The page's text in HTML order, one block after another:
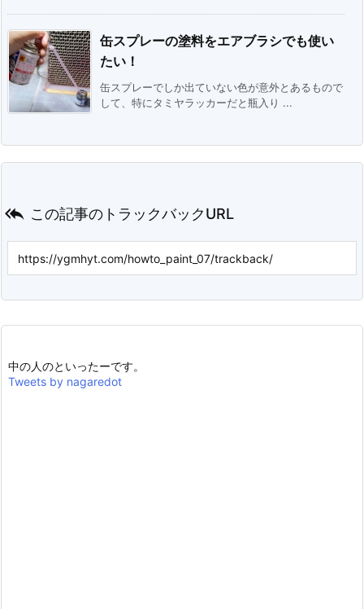
缶スプレーの塗料をエアブラシでも使い
たい！
缶スプレーでしか出ていない色が意外とあるもので
して、特にタミヤラッカーだと瓶入り ...
 この記事のトラックバックURL
中の人のといったーです。
Tweets by nagaredot